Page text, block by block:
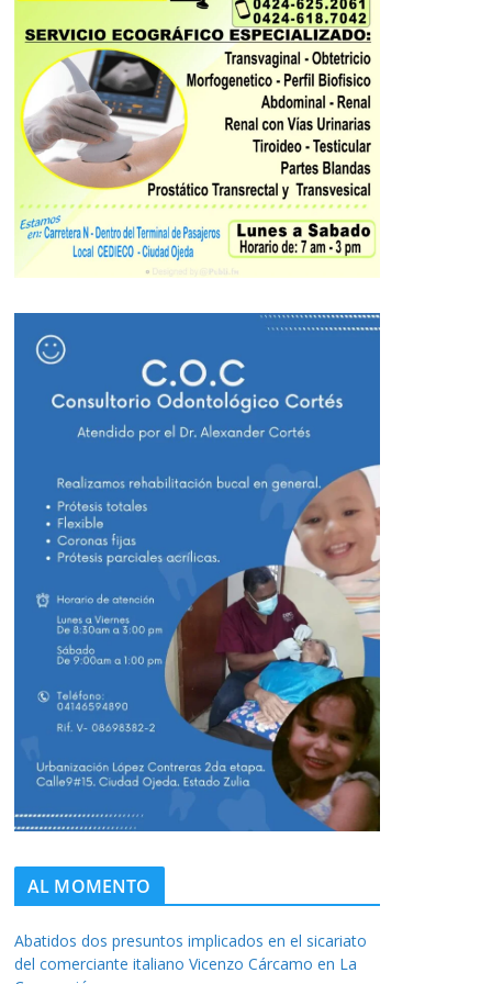
AL MOMENTO
Abatidos dos presuntos implicados en el sicariato
del comerciante italiano Vicenzo Cárcamo en La